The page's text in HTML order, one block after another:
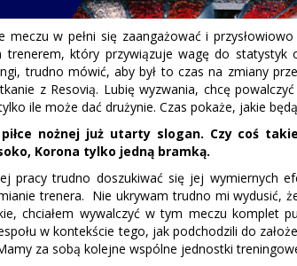
w pełni się zaangażować i
który przywiązuje wagę do statystyk
trudno mówić, aby był to czas na zmiany
z Resovią. Lubię wyzwania, chcę
ile może dać drużynie. Czas pokaże, jakie
nożnej już utarty slogan. Czy coś
Korona tylko jedną bramką.
pracy trudno doszukiwać się jej wymiernych
trenera. Nie ukrywam trudno mi wydusić,
chciałem wywalczyć w tym meczu komplet
w kontekście tego, jak podchodzili do
za sobą kolejne wspólne jednostki